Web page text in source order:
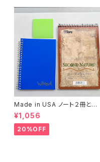
Made in USA ノート２冊とお
まけ
¥1,056
20%OFF